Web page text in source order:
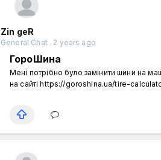
Zin geR
General Chat . 2 years ago
ГороШина
Мені потрібно було замінити шини на
на сайті https://goroshina.ua/tire-